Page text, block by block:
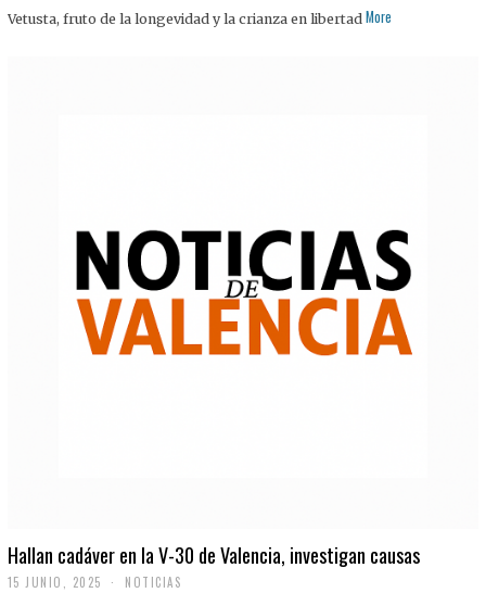
I
Vetusta, fruto de la longevidad y la crianza en libertad More
Hallan cadáver en la V-30 de Valencia, investigan causas
15 JUNIO, 2025 NOTICIAS